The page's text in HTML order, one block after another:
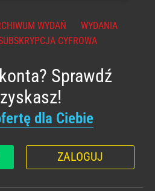
WYDAŃ
WYDANIA
CYFROWA
Sprawdź
dla Ciebie
ZALOGUJ